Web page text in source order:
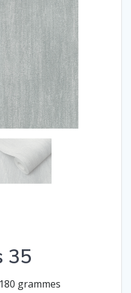
35
grammes